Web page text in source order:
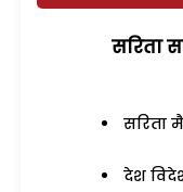
सरिता
सरिता
देश